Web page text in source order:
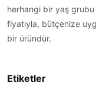
herhangi bir yaş
fiyatıyla, bütçenize
bir üründür.
Etiketler